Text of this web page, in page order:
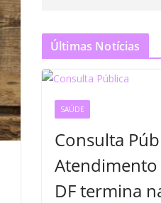
Últimas Notícias
SAÚDE
Consulta
Atendimento
DF termina